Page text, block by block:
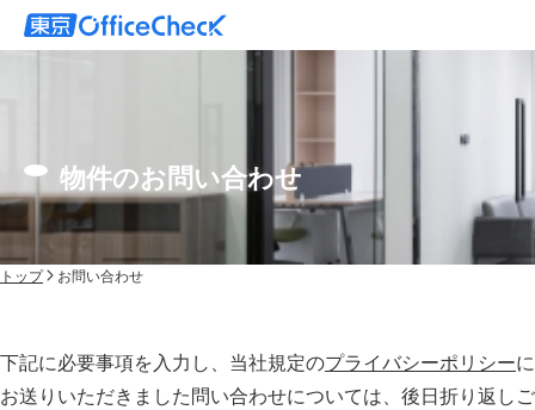
物件のお問い合わせ
トップ お問い合わせ
下記に必要事項を入力し、当社規定のプライバシーポリシー
お送りいただきました問い合わせについては、後⽇折り返し